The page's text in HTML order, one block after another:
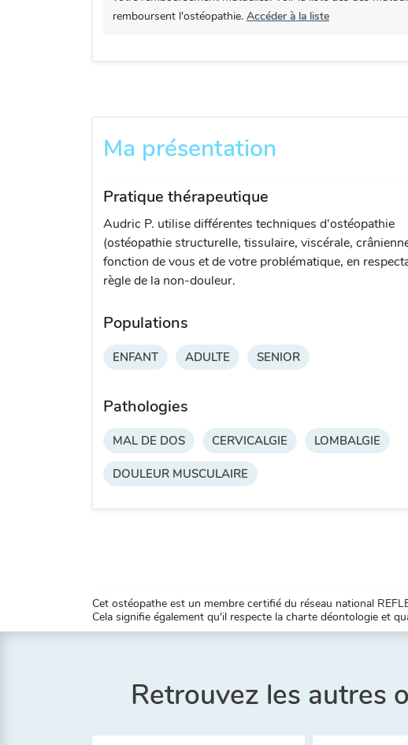
remboursent l'ostéopathie. Accéder à la liste
Ma présentation
Pratique thérapeutique
Audric P. utilise différentes techniques d'ostéopathie
(ostéopathie structurelle, tissulaire, viscérale,
fonction de vous et de votre problématique, en
règle de la non-douleur.
Populations
ENFANT ADULTE SENIOR
Pathologies
MAL DE DOS CERVICALGIE LOMBALGIE
DOULEUR MUSCULAIRE
Cet ostéopathe est un membre certifié du réseau national
Cela signifie également qu'il respecte la charte déontologie et
Retrouvez les autres